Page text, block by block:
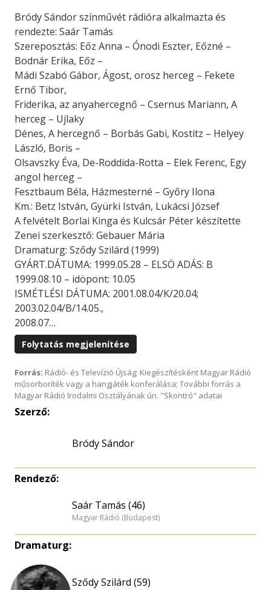
Bródy Sándor színművét rádióra alkalmazta és
rendezte: Saár Tamás
Szereposztás: Eőz Anna – Ónodi Eszter, Eőzné –
Bodnár Erika, Eőz –
Mádi Szabó Gábor, Ágost, orosz herceg – Fekete
Ernő Tibor,
Friderika, az anyahercegnő – Csernus Mariann, A
herceg – Ujlaky
Dénes, A hercegnő – Borbás Gabi, Kostitz – Helyey
László, Boris –
Olsavszky Éva, De-Roddida-Rotta – Elek Ferenc, Egy
angol herceg –
Fesztbaum Béla, Házmesterné – Győry Ilona
Km.: Betz István, Gyürki István, Lukácsi József
A felvételt Borlai Kinga és Kulcsár Péter készítette
Zenei szerkesztő: Gebauer Mária
Dramaturg: Sződy Szilárd (1999)
GYÁRT.DÁTUMA: 1999.05.28 – ELSÖ ADÁS: B
1999.08.10 – idöpont: 10.05
ISMÉTLÉSI DÁTUMA: 2001.08.04/K/20.04;
2003.02.04/B/14.05.,
2008.07…
Folytatás megjelenítése
Forrás: Rádió- és Televízió Újság; Kiegészítésként Magyar Rádió
műsorboríték vagy a hangjáték konferálása; További forrás a
Magyar Rádió Irodalmi Osztályának ún. "Skontró" adatai
Szerző:
Bródy Sándor
Rendező:
Saár Tamás (46)
Magyar Rádió (Budapest)
Dramaturg:
Sződy Szilárd (59)